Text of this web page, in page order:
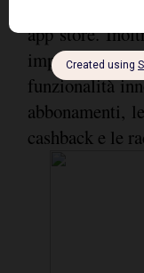
app store.
importante
funzionalità
abbonamenti,
cashback e le